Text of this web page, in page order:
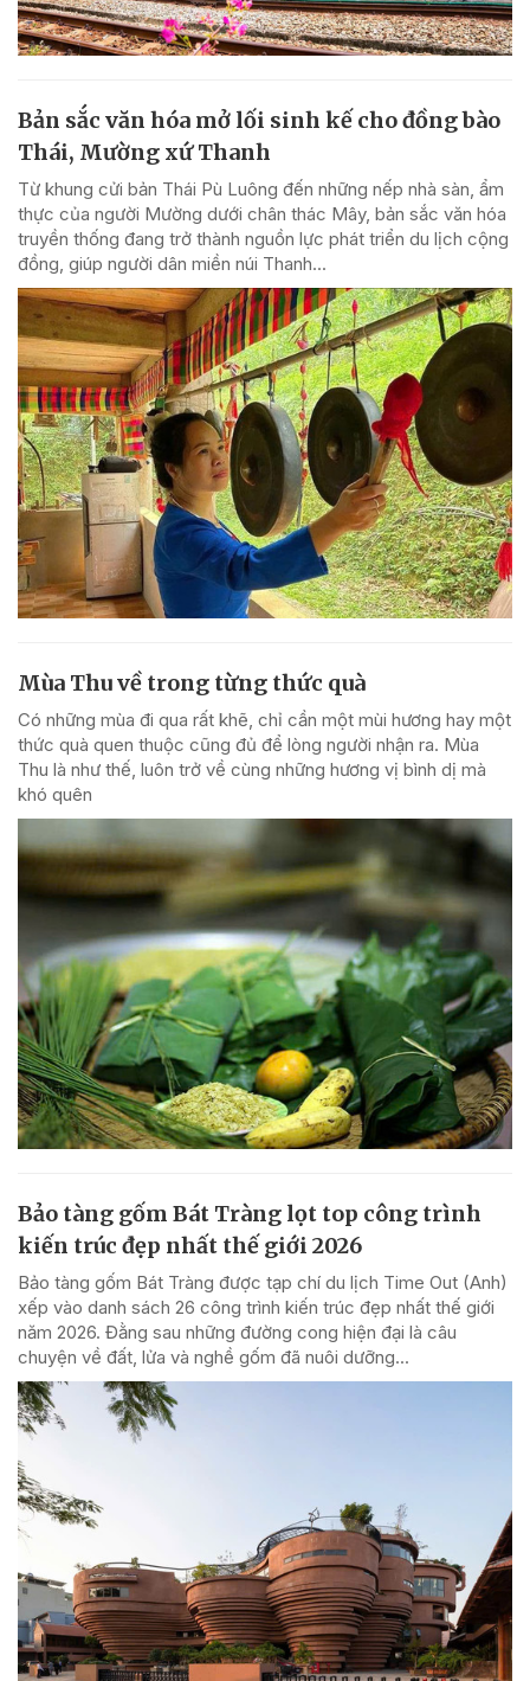
Bản sắc văn hóa mở lối sinh kế cho đồng bào
Thái, Mường xứ Thanh
Từ khung cửi bản Thái Pù Luông đến những nếp nhà sàn, ẩm
thực của người Mường dưới chân thác Mây, bản sắc văn hóa
truyền thống đang trở thành nguồn lực phát triển du lịch cộng
đồng, giúp người dân miền núi Thanh...
Mùa Thu về trong từng thức quà
Có những mùa đi qua rất khẽ, chỉ cần một mùi hương hay một
thức quà quen thuộc cũng đủ để lòng người nhận ra. Mùa
Thu là như thế, luôn trở về cùng những hương vị bình dị mà
khó quên
Bảo tàng gốm Bát Tràng lọt top công trình
kiến trúc đẹp nhất thế giới 2026
Bảo tàng gốm Bát Tràng được tạp chí du lịch Time Out (Anh)
xếp vào danh sách 26 công trình kiến trúc đẹp nhất thế giới
năm 2026. Đằng sau những đường cong hiện đại là câu
chuyện về đất, lửa và nghề gốm đã nuôi dưỡng...